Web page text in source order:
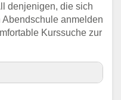
denjenigen, die sich
anmelden
Kurssuche zur